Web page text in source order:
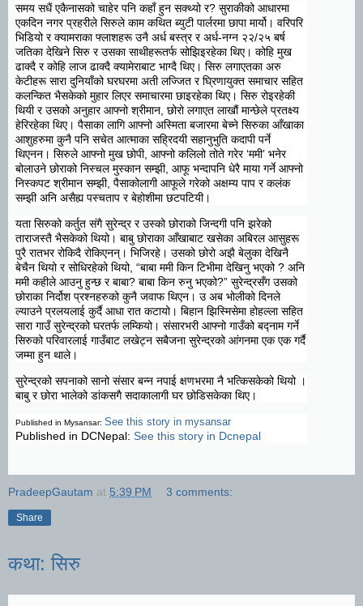
समय सधैं एकैनासको चाहेर पनि कहाँ हुन सक्थ्यो र? सुराकीको आधारमा
एकदिन नगर प्रहरीले सिरुले काम कथित ब्युटी पार्लरमा छापा मार्यो। वरिपरि
भिडियो र क्यामराका फ्लाशहरू उनै अर्ध बस्त्र र अर्ध-नग्न २२/२५ बर्ष
जतिका देखिने सिरु र उसका साथीहरूतर्फ सोझिइरहेका थिए। कोहि मुख
ढाक्दै र कोहि लाज ढाक्दै क्यामेराबाट भाग्दै थिए। सिरु लगाएतका अरु
केटीहरू सारा दुनियाँको घरघरमा अती लज्जित र घ्रिणायुक्त समाचार सहित
कलन्कित भैसकेको मुहार लिएर समाचारमा छाइरहेका थिए। सिरु रोइरहेकी
थियी र उसको अनुहार आफ्नो श्रीमान, छोरो लगाएत लाखौं मान्छेले प्रतक्ष्य
हेरिरहेका थिए। पैसाका लागि आफ्नो अस्मिता बजारमा बेच्ने सिरुका आँखाका
आशुहरुमा कुनै पनि सचेत आत्माका सह्रिदयी सहानुभुति कदापी पर्ने
थिएनन। सिरुले आफ्नो मुख छोपी, आफ्नो कलिलो तोते गरेर ‘ममी’ भनेर
बोलाउने छोराको निस्चल मुस्कान सम्झी, आफू भन्दापनि धेरै माया गर्ने आफ्नो
निस्कपट श्रीमान सम्झी, पैसाकोलागी आफूले गरेको अक्षम्य पाप र कलंक
सम्झी अनि असैह्य पस्चताप र बेहोशीमा छटपटियी।
यता सिरुको कर्तुत संगै सुरेन्द्र र उस्को छोराको जिन्दगी पनि झरेको
ताराजस्तै भैसकेको थियो। बाबु छोराका आँखाबाट खसेका अबिरल आसुहरू
पुरै रातभर रोकिदै रोकिएनन्। भिजिरहे। उसको छोरो अझै बेलुका देखिनै
बेचैन थियो र सोधिरहेको थियो, “बाबा ममी किन टिभीमा देखिनु भएको ? अनि
ममी कहीले आउनु हुन्छ र बाबा? बाबा किन रुनु भएको?” सुरेन्द्रसँग उसको
छोराका निर्दोश प्रश्नहरुको कुनै जवाफ थिएन। उ अब भोलीको दिनले
ल्याउने प्रलयलाई कुर्दै आधा रात कटायो। बिहान झिस्मिसेमा होहल्ला सहित
सारा गाउँ सुरेन्द्रको घरतर्फ लम्कियो। संसारभरी आफ्नो गाउँको बद्नाम गर्ने
सिरुको परिवारलाई गाउँबाट लखेट्न सबैजना सुरेन्द्रको आंगनमा एक एक गर्दै
जम्मा हुन थाले।
सुरेन्द्रको सपनाको सानो संसार बन्न नपाई क्षणभरमा नै भत्किसकेको थियो ।
बाबु र छोरा भालेको डांकसगै सदाकालागी घर छोडिसकेका थिए।
Published in Mysansar: See this story in mysansar
Published in DCNepal: See this story in Dcnepal
PradeepGautam at 5:39 PM 3 comments:
Share
कथा: सिरु